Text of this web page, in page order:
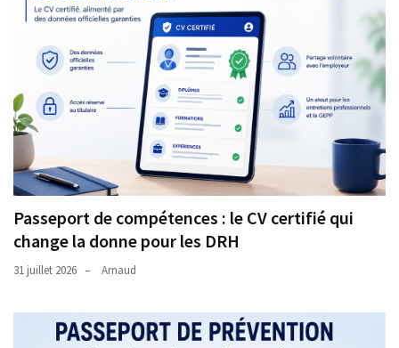
Passeport de compétences : le CV certifié qui
change la donne pour les DRH
31 juillet 2026 Arnaud